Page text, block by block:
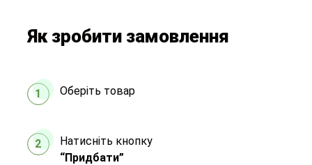
Як зробити замовлення
1 Оберіть товар
2
Натисніть кнопку
“Придбати”